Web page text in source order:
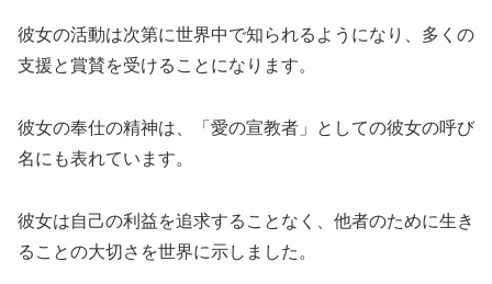
彼女の活動は次第に世界中で知られるようになり、多くの
支援と賞賛を受けることになります。
彼女の奉仕の精神は、「愛の宣教者」としての彼女の呼び
名にも表れています。
彼女は自己の利益を追求することなく、他者のために生き
ることの大切さを世界に示しました。